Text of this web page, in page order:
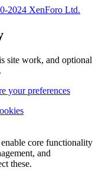
2024 XenForo Ltd.
site work, and optional
your preferences
core functionality
and
these.